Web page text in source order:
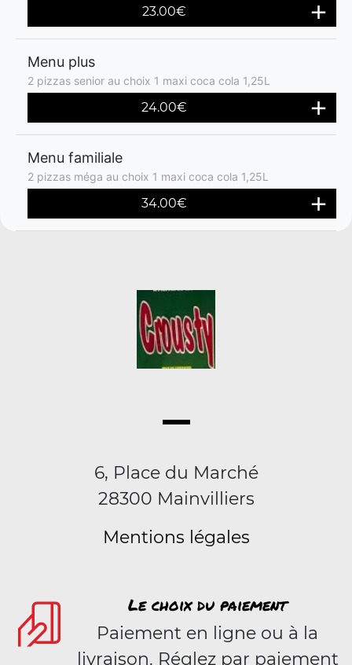
23.00€
Menu plus
2 pizzas senior au choix 1 maxi coca cola 1,25L
24.00€
Menu familiale
2 pizzas méga au choix 1 maxi coca cola 1,25L
34.00€
6, Place du Marché
28300 Mainvilliers
Mentions légales
Le choix du paiement
Paiement en ligne ou à la
livraison. Réglez par paiement